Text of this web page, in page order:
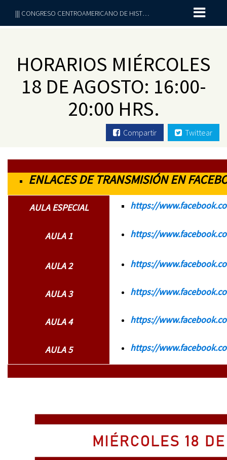
||| CONGRESO CENTROAMERICANO DE HISTORIA 2021 | Edición especial |||
HORARIOS MIÉRCOLES
18 DE AGOSTO: 16:00-
20:00 HRS.
Compartir Twittear
ENLACES DE TRANSMISIÓN EN
AULA ESPECIAL https://
AULA 1 https://
AULA 2 https://
AULA 3 https://
AULA 4 https://
AULA 5 https://